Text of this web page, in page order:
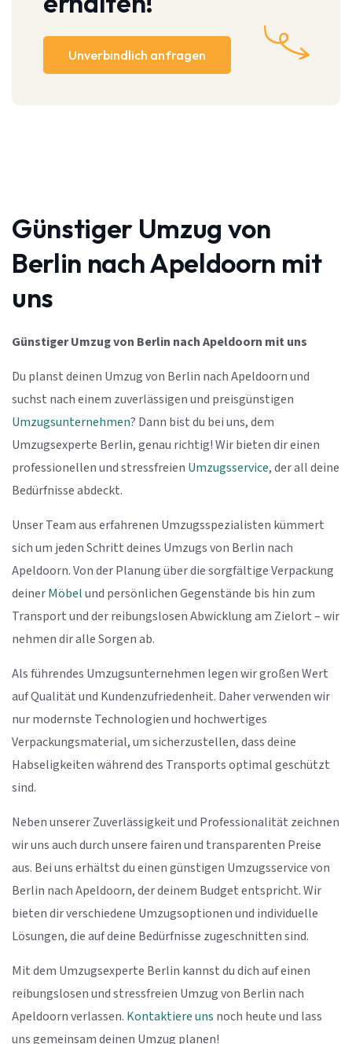
Unverbindlich anfragen
Günstiger Umzug von
Berlin nach Apeldoorn mit
uns
Günstiger Umzug von Berlin nach Apeldoorn mit uns
Du planst deinen Umzug von Berlin nach Apeldoorn und
suchst nach einem zuverlässigen und preisgünstigen
Umzugsunternehmen? Dann bist du bei uns, dem
Umzugsexperte Berlin, genau richtig! Wir bieten dir einen
professionellen und stressfreien Umzugsservice, der all deine
Bedürfnisse abdeckt.
Unser Team aus erfahrenen Umzugsspezialisten kümmert
sich um jeden Schritt deines Umzugs von Berlin nach
Apeldoorn. Von der Planung über die sorgfältige Verpackung
deinerMöbelund persönlichen Gegenstände bis hin zum
Transport und der reibungslosen Abwicklung am Zielort – wir
nehmen dir alle Sorgen ab.
Als führendes Umzugsunternehmen legen wir großen Wert
auf Qualität und Kundenzufriedenheit. Daher verwenden wir
nur modernste Technologien und hochwertiges
Verpackungsmaterial, um sicherzustellen, dass deine
Habseligkeiten während des Transports optimal geschützt
sind.
Neben unserer Zuverlässigkeit und Professionalität zeichnen
wir uns auch durch unsere fairen und transparenten Preise
aus. Bei uns erhältst du einen günstigen Umzugsservice von
Berlin nach Apeldoorn, der deinem Budget entspricht. Wir
bieten dir verschiedene Umzugsoptionen und individuelle
Lösungen, die auf deine Bedürfnisse zugeschnitten sind.
Mit dem Umzugsexperte Berlin kannst du dich auf einen
reibungslosen und stressfreien Umzug von Berlin nach
Apeldoorn verlassen. Kontaktiere uns noch heute und lass
uns gemeinsam deinen Umzug planen!